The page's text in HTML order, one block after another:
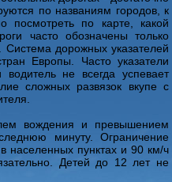
по названиям городов, к
посмотреть по карте, какой
часто обозначены только
Система дорожных указателей
Европы. Часто указатели
не всегда успевает
сложных развязок вкупе с
вождения и превышением
минуту. Ограничение
населенных пунктах и 90 км/ч
Детей до 12 лет не